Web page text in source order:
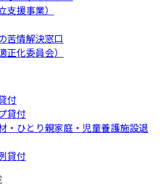
支援事業）
苦情解決窓口
正化委員会）
付
貸付
・ひとり親家庭・児童養護施設退
貸付